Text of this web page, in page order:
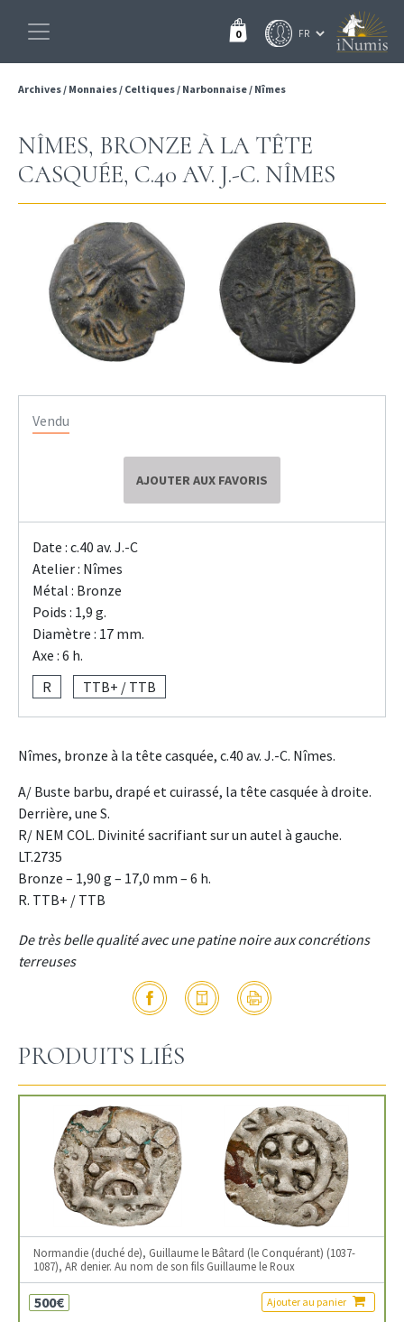
0
Archives/ Monnaies/ Celtiques/ Narbonnaise/ Nîmes
NÎMES, BRONZE À LA TÊTE
CASQUÉE, C.40 AV. J.-C. NÎMES
Vendu
AJOUTER AUX FAVORIS
Date : c.40 av. J.-C
Atelier : Nîmes
Métal : Bronze
Poids : 1,9 g.
Diamètre : 17 mm.
Axe : 6 h.
R
TTB+ / TTB
Nîmes, bronze à la tête casquée, c.40 av. J.-C. Nîmes.
A/ Buste barbu, drapé et cuirassé, la tête casquée à droite.
Derrière, une S.
R/ NEM COL. Divinité sacrifiant sur un autel à gauche.
LT.2735
Bronze – 1,90 g – 17,0 mm – 6 h.
R. TTB+ / TTB
De très belle qualité avec une patine noire aux concrétions
terreuses
PRODUITS LIÉS
Normandie (duché de), Guillaume le Bâtard (le Conquérant) (1037-
1087), AR denier. Au nom de son fils Guillaume le Roux
500€ Ajouter au panier